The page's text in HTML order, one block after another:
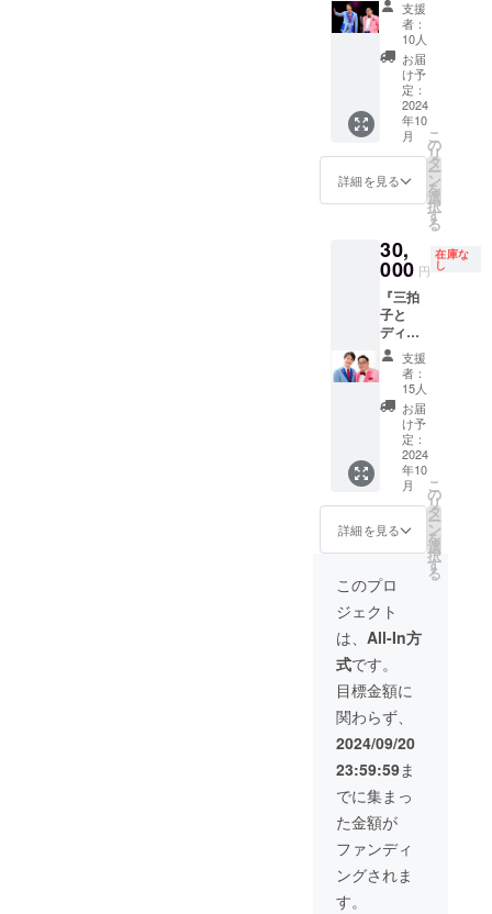
拍子と
スリー
ショッ
ト撮影
会（お
客様の
スマ
ホ）、
エンド
ロール
で）、
配信
アーカ
イブ視
聴券、
サイン
入りポ
スター
（当日
お渡
し）、
がリ
ターン
として
ついて
きま
す。 ※
し方法
影会の
段取
り、エ
ンド
ロール
の名
前、配
信の
イブの
URLを
渡すた
め、
メール
でご連
絡を担
拍子漫
才風15
秒CM」
映像を
流しま
す』 ご
要望に
応じ
た、宣
伝や告
知した
い事で
す。
【注
意】個
人のみ
でお願
いしま
す。 ・
自分の
活動を
紹介し
てほし
い・推
しのCM
をお願
いした
い・次
あるラ
お願い
したい
（企
業、商
品、西
武ライ
オンズ
以外の
プロ野
球チー
ムのCM
は都合
上出来
ませ
ん、内
容は要
相談）
※内容を
支援
者：
10人
お届
け予
定：
2024
年10
月
詳細を見る
こ
の
リ
タ
ー
ン
を
選
択
す
る
30,
000 円
在庫な
し
『三拍
子と
ディ
ナー参
加権』
虎ノ門
Come
backに
て三拍
子と一
緒に
ディ
ナーを
食べら
れま
す。漫
才つ
き。飲
食代料
金込
み。 ・
日時は
2024年
10月19
日
（土）
19:00〜
21:00
虎ノ門
Come
back ※
開催日
時が近
づきま
支援
者：
15人
お届
け予
定：
2024
年10
月
詳細を見る
こ
の
リ
タ
ー
ン
を
選
択
す
る
このプロ
ジェクト
は、 All-In方
式です。
目標金額に
関わらず、
2024/09/20
23:59:59ま
でに集まっ
た金額が
ファンディ
ングされま
す。